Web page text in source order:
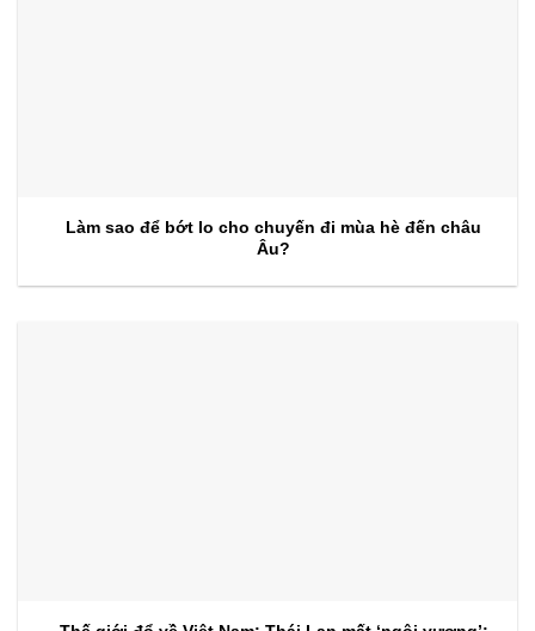
Làm sao để bớt lo cho chuyến đi mùa hè đến châu
Âu?